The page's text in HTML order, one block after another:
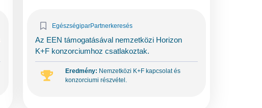
EgészségiparPartnerkeresés
Az EEN támogatásával nemzetközi Horizon
K+F konzorciumhoz csatlakoztak.
Eredmény: Nemzetközi K+F kapcsolat és
konzorciumi részvétel.